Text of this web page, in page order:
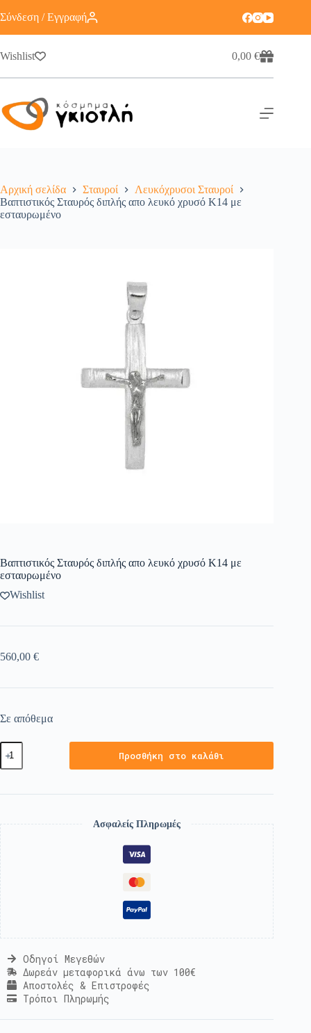
Σύνδεση / Εγγραφή
Wishlist 0,00€
Αρχική σελίδα Σταυροί
Λευκόχρυσοι Σταυροί
Βαπτιστικός Σταυρός διπλής απο λευκό χρυσό Κ14 με
εσταυρωμένο
Βαπτιστικός Σταυρός διπλής απο λευκό χρυσό Κ14 με
εσταυρωμένο
Wishlist
560,00 €
Σε απόθεμα
Προσθήκη στο καλάθι
Ασφαλείς Πληρωμές
Οδηγοί Μεγεθών
Δωρεάν μεταφορικά άνω των 100€
Αποστολές & Επιστροφές
Τρόποι Πληρωμής